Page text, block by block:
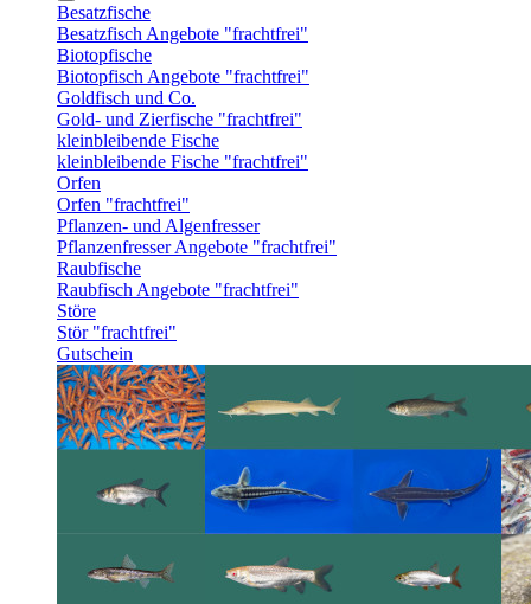
Besatzfische
Besatzfisch Angebote "frachtfrei"
Biotopfische
Biotopfisch Angebote "frachtfrei"
Goldfisch und Co.
Gold- und Zierfische "frachtfrei"
kleinbleibende Fische
kleinbleibende Fische "frachtfrei"
Orfen
Orfen "frachtfrei"
Pflanzen- und Algenfresser
Pflanzenfresser Angebote "frachtfrei"
Raubfische
Raubfisch Angebote "frachtfrei"
Störe
Stör "frachtfrei"
Gutschein